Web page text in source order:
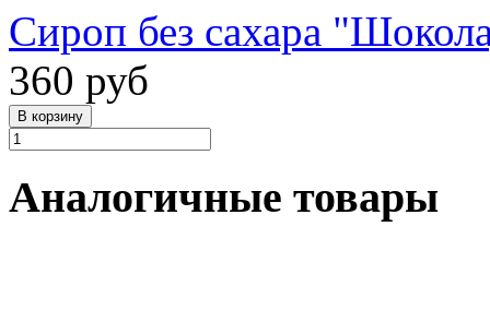
Сироп без сахара
360 руб
Аналогичные товары